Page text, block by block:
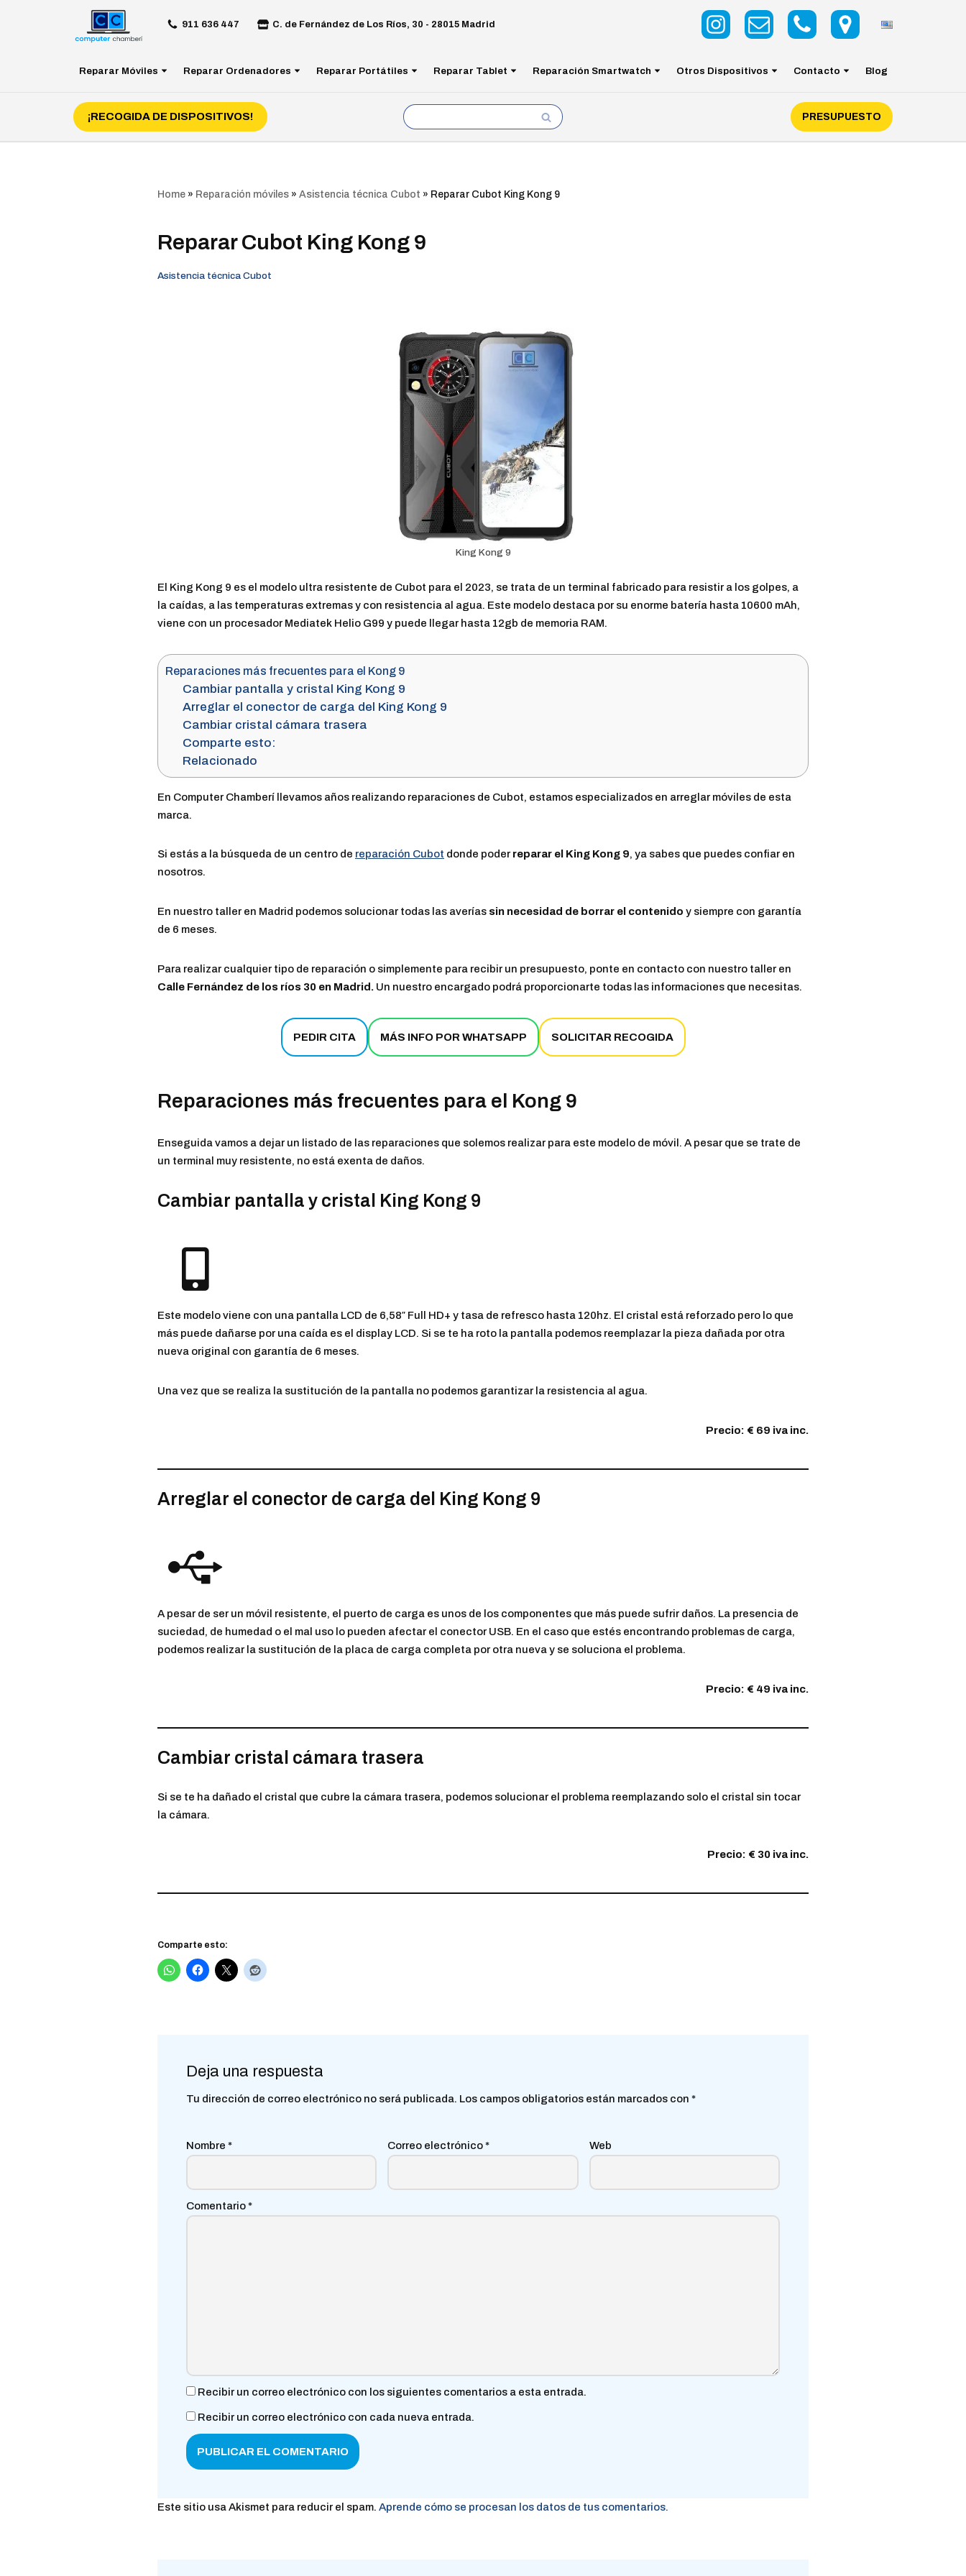
911 636 447 C. de Fernández de Los Ríos, 30 - 28015 Madrid
Reparar Móviles Reparar Ordenadores Reparar Portátiles Reparar Tablet Reparación Smartwatch Otros Dispositivos Contacto Blog
¡RECOGIDA DE DISPOSITIVOS! PRESUPUESTO
Home » Reparación móviles » Asistencia técnica Cubot » Reparar Cubot King Kong 9
Reparar Cubot King Kong 9
Asistencia técnica Cubot
King Kong 9
El King Kong 9 es el modelo ultra resistente de Cubot para el 2023, se trata de un terminal fabricado para resistir a los golpes, a
la caídas, a las temperaturas extremas y con resistencia al agua. Este modelo destaca por su enorme batería hasta 10600 mAh,
viene con un procesador Mediatek Helio G99 y puede llegar hasta 12gb de memoria RAM.
Reparaciones más frecuentes para el Kong 9
Cambiar pantalla y cristal King Kong 9
Arreglar el conector de carga del King Kong 9
Cambiar cristal cámara trasera
Comparte esto:
Relacionado
En Computer Chamberí llevamos años realizando reparaciones de Cubot, estamos especializados en arreglar móviles de esta
marca.
Si estás a la búsqueda de un centro de reparación Cubot donde poder reparar el King Kong 9, ya sabes que puedes confiar en
nosotros.
En nuestro taller en Madrid podemos solucionar todas las averías sin necesidad de borrar el contenido y siempre con garantía
de 6 meses.
Para realizar cualquier tipo de reparación o simplemente para recibir un presupuesto, ponte en contacto con nuestro taller en
Calle Fernández de los ríos 30 en Madrid. Un nuestro encargado podrá proporcionarte todas las informaciones que necesitas.
PEDIR CITA MÁS INFO POR WHATSAPP SOLICITAR RECOGIDA
Reparaciones más frecuentes para el Kong 9
Enseguida vamos a dejar un listado de las reparaciones que solemos realizar para este modelo de móvil. A pesar que se trate de
un terminal muy resistente, no está exenta de daños.
Cambiar pantalla y cristal King Kong 9
Este modelo viene con una pantalla LCD de 6,58″ Full HD+ y tasa de refresco hasta 120hz. El cristal está reforzado pero lo que
más puede dañarse por una caída es el display LCD. Si se te ha roto la pantalla podemos reemplazar la pieza dañada por otra
nueva original con garantía de 6 meses.
Una vez que se realiza la sustitución de la pantalla no podemos garantizar la resistencia al agua.
Precio: € 69 iva inc.
Arreglar el conector de carga del King Kong 9
A pesar de ser un móvil resistente, el puerto de carga es unos de los componentes que más puede sufrir daños. La presencia de
suciedad, de humedad o el mal uso lo pueden afectar el conector USB. En el caso que estés encontrando problemas de carga,
podemos realizar la sustitución de la placa de carga completa por otra nueva y se soluciona el problema.
Precio: € 49 iva inc.
Cambiar cristal cámara trasera
Si se te ha dañado el cristal que cubre la cámara trasera, podemos solucionar el problema reemplazando solo el cristal sin tocar
la cámara.
Precio: € 30 iva inc.
Comparte esto:
Deja una respuesta
Tu dirección de correo electrónico no será publicada. Los campos obligatorios están marcados con *
Nombre * Correo electrónico* Web
Comentario*
Recibir un correo electrónico con los siguientes comentarios a esta entrada.
Recibir un correo electrónico con cada nueva entrada.
Este sitio usa Akismet para reducir el spam. Aprende cómo se procesan los datos de tus comentarios.